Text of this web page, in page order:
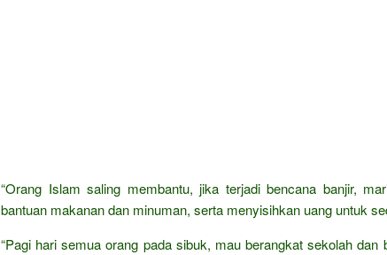
“Orang Islam saling membantu, jika terjadi bencana banjir,
bantuan makanan dan minuman, serta menyisihkan uang untuk
“Pagi hari semua orang pada sibuk, mau berangkat sekolah dan